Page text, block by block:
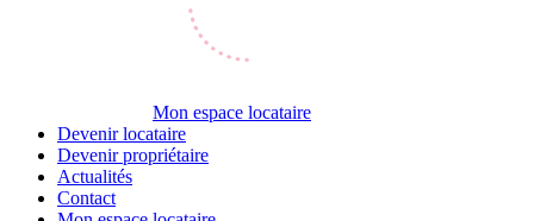
Mon espace locataire
Devenir locataire
Devenir propriétaire
Actualités
Contact